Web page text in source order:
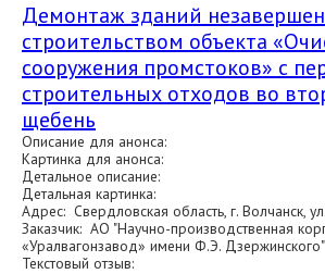
Демонтаж зданий
строительством объекта
сооружения промстоков» с
строительных отходов во
щебень
Описание для анонса:
Картинка для анонса:
Детальное описание:
Детальная картинка:
Адрес: Свердловская область, г. Волчанск,
Заказчик: АО "Научно-производственная
«Уралвагонзавод» имени Ф.Э. Дзержинского"
Текстовый отзыв: